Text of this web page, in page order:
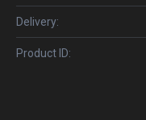
Delivery:
Product ID: